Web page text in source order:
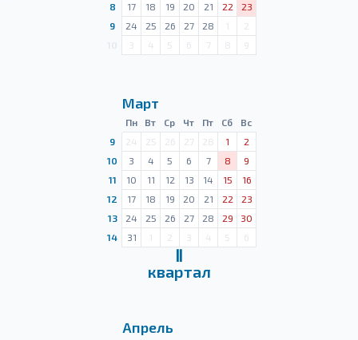
8
17 18 19 20 21 22
23
9
24 25 26 27 28 1
2
3 4 5 6 7 8 9
Март
Пн Вт Ср Чт Пт Сб
Вс
9
24 25 26 27 28 1
2
10
3 4 5 6 7 8
9
11
10 11 12 13 14 15
16
12
17 18 19 20 21 22
23
13
24 25 26 27 28 29
30
14
31 1 2 3 4 5 6
Ⅱ
квартал
Апрель